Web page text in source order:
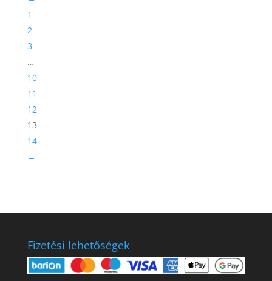
1
2
3
…
10
11
12
13
14
→
Fizetési lehetőségek